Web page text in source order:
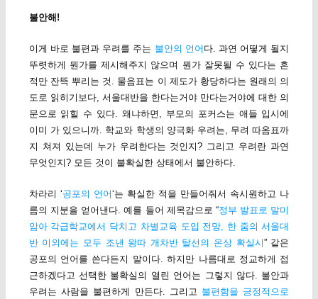
불안해!
이게 바로 불편과 우려를 주는 불안의 언어 다. 과연 어떻게 될지
뚜렷하게 뭔가를 제시해주지 않으며 뭔가 잘못될 수 있다는 흔
적만 잔뜩 뿌리는 것. 물음표는 이 제도가 황당하다는 원래의 의
도로 읽히기보다, 서울대반을 한다는거야 만다는거야에 대한 의
문으로 읽힐 수 있다. 왜냐하면, 부모의 포커스는 애들 입시에
이미 가 있으니까. 학교와 학생의 양극화 우려는, 무려 따옴표까
지 쳐져 있는데 누가 우려한다는 것인지? 그리고 우려란 과연
무엇인지? 모든 것이 불확실한 상태에서 불안하다.
차라리 ‘공포의 언어‘는 확실한 적을 만들어줘서 속시원하고 나
름의 지분을 얻어낸다. 예를 들어 제목감으로 “정부 발표로 말미
암아 각급학교에서 닥치고 차별교육 도입 전망, 한 줌의 서울대
반 이외에는 모두 조낸 왕따 개차반 탈선의 온상 확실시” 같은
공포의 언어를 쓴다든지 말이다. 하지만 나름대로 정교하게 접
근하겠다고 선택한 불확실의 열린 언어는 그렇지 않다. 불안과
우려는 사람을 불편하게 만든다. 그리고 불편함을 긍정적으로